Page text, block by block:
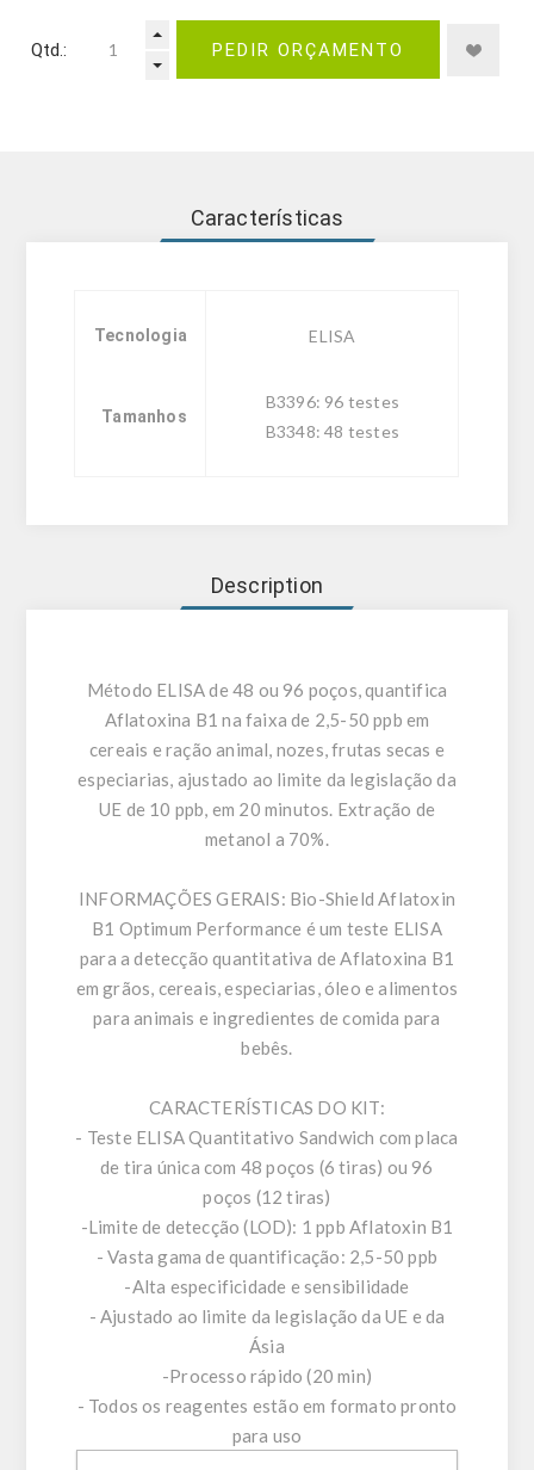
Qtd.: PEDIR ORÇAMENTO
Características
Tecnologia ELISA
Tamanhos
B3396: 96 testes
B3348: 48 testes
Description
Método ELISA de 48 ou 96 poços, quantifica
Aflatoxina B1 na faixa de 2,5-50 ppb em
cereais e ração animal, nozes, frutas secas e
especiarias, ajustado ao limite da legislação da
UE de 10 ppb, em 20 minutos. Extração de
metanol a 70%.
INFORMAÇÕES GERAIS: Bio-Shield Aflatoxin
B1 Optimum Performance é um teste ELISA
para a detecção quantitativa de Aflatoxina B1
em grãos, cereais, especiarias, óleo e alimentos
para animais e ingredientes de comida para
bebês.
CARACTERÍSTICAS DO KIT:
- Teste ELISA Quantitativo Sandwich com placa
de tira única com 48 poços (6 tiras) ou 96
poços (12 tiras)
-Limite de detecção (LOD): 1 ppb Aflatoxin B1
- Vasta gama de quantificação: 2,5-50 ppb
-Alta especificidade e sensibilidade
- Ajustado ao limite da legislação da UE e da
Ásia
-Processo rápido (20 min)
- Todos os reagentes estão em formato pronto
para uso